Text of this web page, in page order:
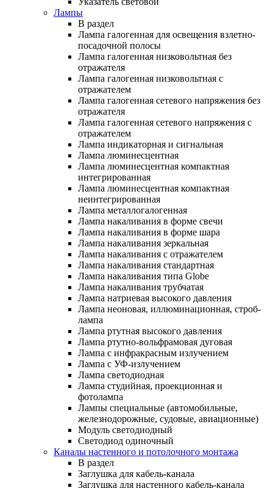
Лампы
В раздел
Лампа галогенная для освещения взлетно-
посадочной полосы
Лампа галогенная низковольтная без
отражателя
Лампа галогенная низковольтная с
отражателем
Лампа галогенная сетевого напряжения без
отражателя
Лампа галогенная сетевого напряжения с
отражателем
Лампа индикаторная и сигнальная
Лампа люминесцентная
Лампа люминесцентная компактная
интегрированная
Лампа люминесцентная компактная
неинтегрированная
Лампа металлогалогенная
Лампа накаливания в форме свечи
Лампа накаливания в форме шара
Лампа накаливания зеркальная
Лампа накаливания с отражателем
Лампа накаливания стандартная
Лампа накаливания типа Globe
Лампа накаливания трубчатая
Лампа натриевая высокого давления
Лампа неоновая, иллюминационная, строб-
лампа
Лампа ртутная высокого давления
Лампа ртутно-вольфрамовая дуговая
Лампа с инфракрасным излучением
Лампа с УФ-излучением
Лампа светодиодная
Лампа студийная, проекционная и
фотолампа
Лампы специальные (автомобильные,
железнодорожные, судовые, авиационные)
Модуль светодиодный
Светодиод одиночный
Каналы настенного и потолочного монтажа
В раздел
Заглушка для кабель-канала
Заглушка для настенного кабель-канала